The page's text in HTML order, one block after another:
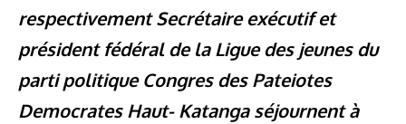
respectivement Secrétaire exécutif et
président fédéral de la Ligue des jeunes du
parti politique Congres des Pateiotes
Democrates Haut- Katanga séjournent à